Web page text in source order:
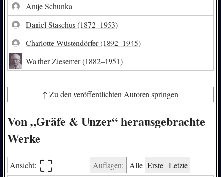
Antje Schunka
Daniel Staschus(1872–1953)
Charlotte Wüstendörfer(1892–1945)
Walther Ziesemer(1882–1951)
↑ Zu den veröffentlichten Autoren springen
Von „Gräfe & Unzer“ herausgebrachte
Werke
Ansicht: ⛶︎ Auflagen: Alle Erste Letzte